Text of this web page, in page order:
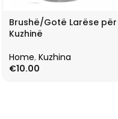
Brushë/Gotë Larëse për
Kuzhinë
Home, Kuzhina
€10.00